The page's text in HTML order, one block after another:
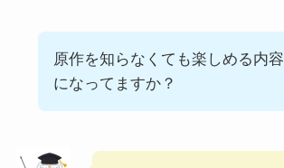
原作を知らなくても楽しめる内容
になってますか？